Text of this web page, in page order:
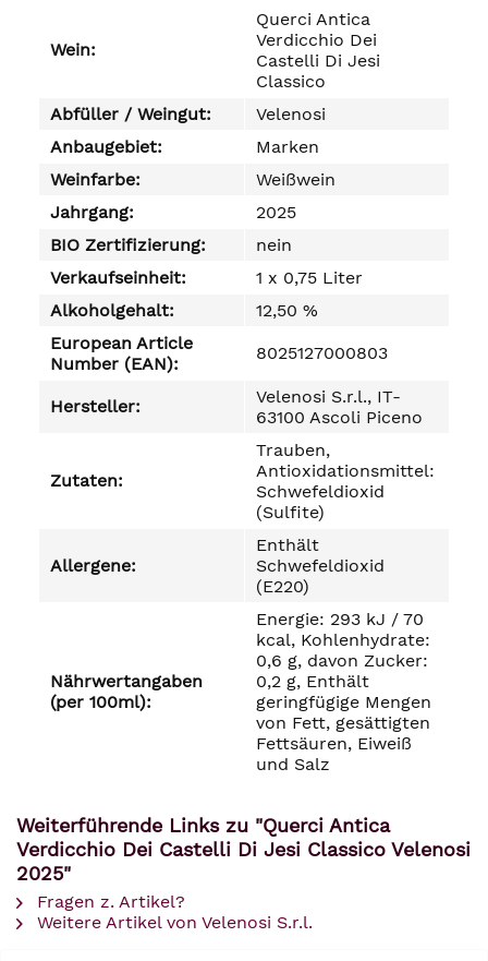
Wein:
Querci Antica
Verdicchio Dei
Castelli Di Jesi
Classico
Abfüller / Weingut:
Velenosi
Anbaugebiet:
Marken
Weinfarbe:
Weißwein
Jahrgang:
2025
BIO Zertifizierung:
nein
Verkaufseinheit:
1 x 0,75 Liter
Alkoholgehalt:
12,50 %
European Article
Number (EAN):
8025127000803
Hersteller:
Velenosi S.r.l., IT-
63100 Ascoli Piceno
Zutaten:
Trauben,
Antioxidationsmittel:
Schwefeldioxid
(Sulfite)
Allergene:
Enthält
Schwefeldioxid
(E220)
Nährwertangaben
(per 100ml):
Energie: 293 kJ / 70
kcal, Kohlenhydrate:
0,6 g, davon Zucker:
0,2 g, Enthält
geringfügige Mengen
von Fett, gesättigten
Fettsäuren, Eiweiß
und Salz
Weiterführende Links zu "Querci Antica
Verdicchio Dei Castelli Di Jesi Classico Velenosi
2025"
Fragen z. Artikel?
Weitere Artikel von Velenosi S.r.l.